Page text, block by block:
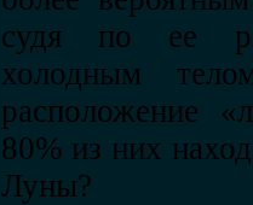
судя по ее
холодным
расположение
80% из них
Луны?